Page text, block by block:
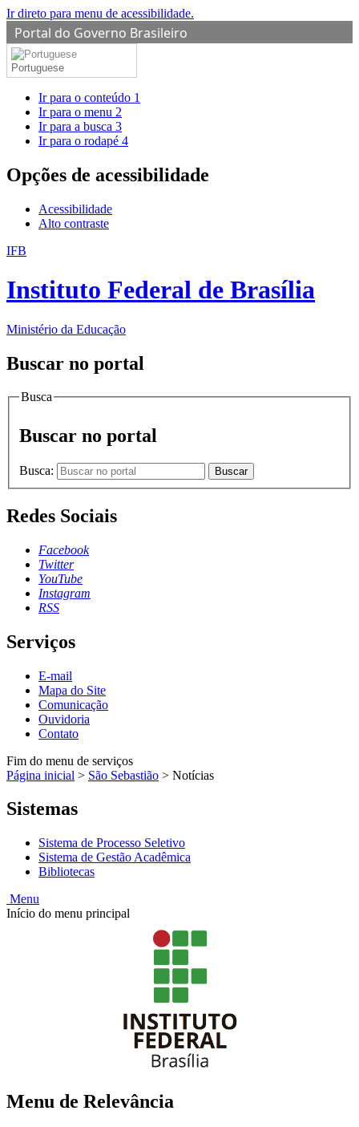
Ir direto para menu de acessibilidade.
Portal do Governo Brasileiro
Portuguese
Ir para o conteúdo 1
Ir para o menu 2
Ir para a busca 3
Ir para o rodapé 4
Opções de acessibilidade
Acessibilidade
Alto contraste
IFB
Instituto Federal de Brasília
Ministério da Educação
Buscar no portal
Busca
Buscar no portal
Busca: Buscar
Redes Sociais
Facebook
Twitter
YouTube
Instagram
RSS
Serviços
E-mail
Mapa do Site
Comunicação
Ouvidoria
Contato
Fim do menu de serviços
Página inicial > São Sebastião > Notícias
Sistemas
Sistema de Processo Seletivo
Sistema de Gestão Acadêmica
Bibliotecas
Menu
Início do menu principal
Menu de Relevância